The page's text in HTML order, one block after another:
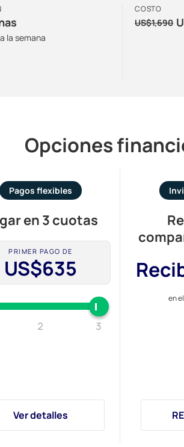
la semana
COSTO
US$1,690
Opciones
Pagos flexibles
en 3 cuotas
PRIMER PAGO DE
US$635
2 3
Ver detalles
en